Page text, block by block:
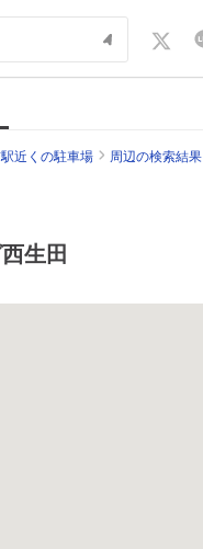
近くの駐車場 周辺の検索結果
生田